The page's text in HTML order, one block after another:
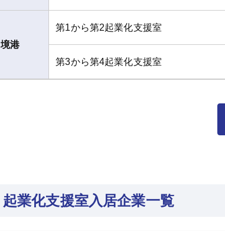
境港
第1から第2起業化支援室
第3から第4起業化支援室
起業化支援室入居企業一覧